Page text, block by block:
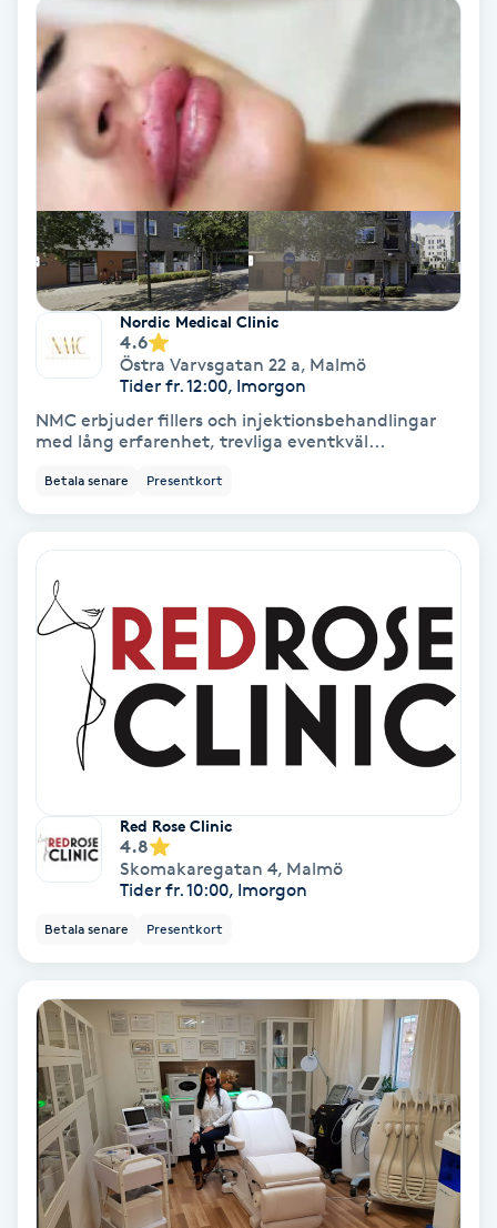
Nagelförlängning glasfiber
Nagelförlängning silke
Nagelförstärkning
Nagelklippning
Nagelsvamp
Nageltrång
Naprapati
Navelpiercing
NBE-massage
Olaplex
Olaplexbehandling
Ombre brows
Ombre naglar
Optiker
Nordic Medical Clinic
4.6
Östra Varvsgatan 22 a, Malmö
Tider fr. 12:00, Imorgon
NMC erbjuder fillers och injektionsbehandlingar
med lång erfarenhet, trevliga eventkväl...
Betala senare Presentkort
Red Rose Clinic
4.8
Skomakaregatan 4, Malmö
Tider fr. 10:00, Imorgon
Betala senare Presentkort